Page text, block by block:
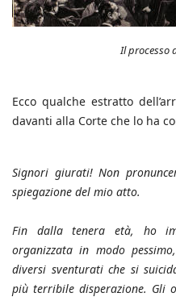
Il processo
Ecco qualche estratto
davanti alla Corte che lo ha
Signori giurati! Non
spiegazione del mio atto.
Fin dalla tenera età, ho
organizzata in modo
diversi sventurati che si
più terribile disperazione. Gli